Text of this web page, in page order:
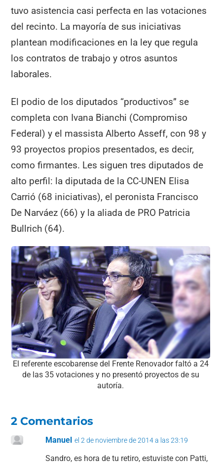
tuvo asistencia casi perfecta en las votaciones
del recinto. La mayoría de sus iniciativas
plantean modificaciones en la ley que regula
los contratos de trabajo y otros asuntos
laborales.
El podio de los diputados “productivos” se
completa con Ivana Bianchi (Compromiso
Federal) y el massista Alberto Asseff, con 98 y
93 proyectos propios presentados, es decir,
como firmantes. Les siguen tres diputados de
alto perfil: la diputada de la CC-UNEN Elisa
Carrió (68 iniciativas), el peronista Francisco
De Narváez (66) y la aliada de PRO Patricia
Bullrich (64).
El referente escobarense del Frente Renovador faltó a 24
de las 35 votaciones y no presentó proyectos de su
autoría.
2 Comentarios
Manuel el 2 de noviembre de 2014 a las 23:19
Sandro, es hora de tu retiro, estuviste con Patti,